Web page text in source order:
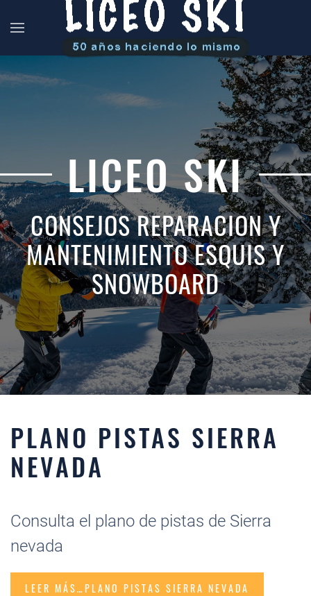
LICEO SKI
CONSEJOS REPARACION Y
MANTENIMIENTO ESQUIS Y
SNOWBOARD
PLANO PISTAS SIERRA
NEVADA
Consulta el plano de pistas de Sierra
nevada
LEER MÁS…PLANO PISTAS SIERRA NEVADA